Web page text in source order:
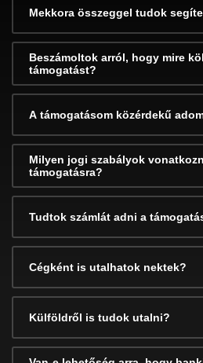
Mekkora összeggel tudok
Beszámoltok arról, hogy mire
támogatást?
A támogatásom közérdekű
Milyen jogi szabályok
támogatásra?
Tudtok számlát adni a
Cégként is utalhatok nektek?
Külföldről is tudok utalni?